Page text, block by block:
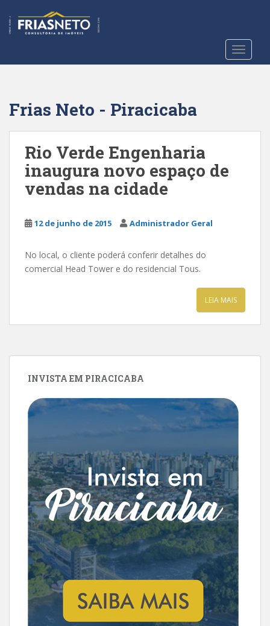
t
Frias Neto - Piracicaba
Rio Verde Engenharia
inaugura novo espaço de
vendas na cidade
12 de junho de 2015 Administrador Geral
No local, o cliente poderá conferir detalhes do
comercial Head Tower e do residencial Tous.
LEIA MAIS
INVISTA EM PIRACICABA